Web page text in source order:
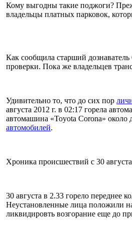
Кому выгодны такие поджоги?
владельцы платных парковок,
Как сообщила старший
проверки. Пока же владельцев
Удивительно то, что до сих пор
августа 2012 г. в 02:17 горела
автомашина «Toyota Corona»
автомобилей.
Хроника происшествий с 30
30 августа в 2.33 горело
Неустановленные лица положили
ликвидировть возгорание еще до